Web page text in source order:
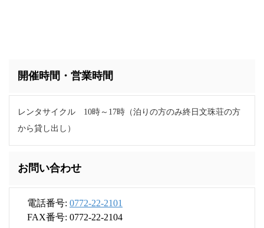
開催時間・営業時間
レンタサイクル 10時～17時（泊りの方のみ終日文珠荘の方
から貸し出し）
お問い合わせ
電話番号: 0772-22-2101
FAX番号: 0772-22-2104